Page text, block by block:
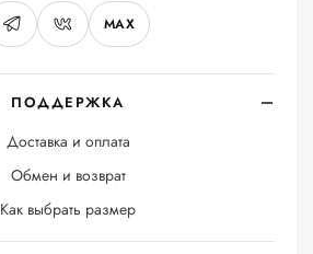
ПОДДЕРЖКА
Доставка и оплата
Обмен и возврат
Как выбрать размер
MAX